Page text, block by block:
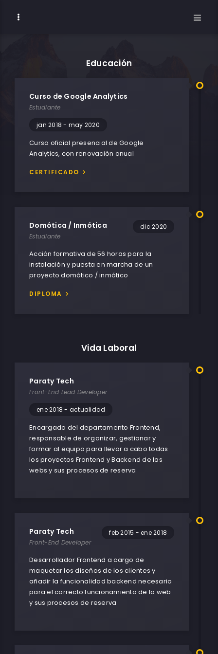
Educación
Curso de Google Analytics
Estudiante
jan 2018 - may 2020
Curso oficial presencial de Google
Analytics, con renovación anual
CERTIFICADO
Domótica / Inmótica
Estudiante
dic 2020
Acción formativa de 56 horas para la
instalación y puesta en marcha de un
proyecto domótico / inmótico
DIPLOMA
Vida Laboral
Paraty Tech
Front-End Lead Developer
ene 2018 - actualidad
Encargado del departamento Frontend,
responsable de organizar, gestionar y
formar al equipo para llevar a cabo todas
los proyectos Frontend y Backend de las
webs y sus procesos de reserva
Paraty Tech
Front-End Developer
feb 2015 - ene 2018
Desarrollador Frontend a cargo de
maquetar los diseños de los clientes y
añadir la funcionalidad backend necesario
para el correcto funcionamiento de la web
y sus procesos de reserva